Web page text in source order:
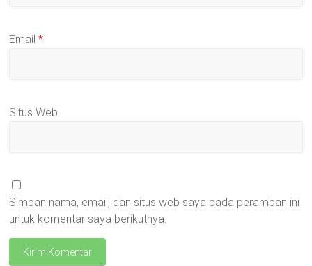
Email*
Situs Web
Simpan nama, email, dan situs web saya pada peramban ini
untuk komentar saya berikutnya.